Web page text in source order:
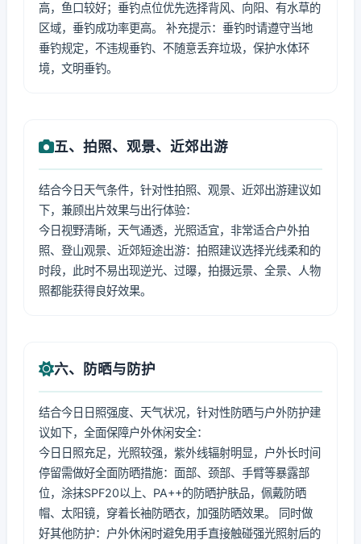
高，鱼口较好；垂钓点位优先选择背风、向阳、有水草的
区域，垂钓成功率更高。 补充提示：垂钓时请遵守当地
垂钓规定，不违规垂钓、不随意丢弃垃圾，保护水体环
境，文明垂钓。
五、拍照、观景、近郊出游
结合今日天气条件，针对性拍照、观景、近郊出游建议如
下，兼顾出片效果与出行体验：
今日视野清晰，天气通透，光照适宜，非常适合户外拍
照、登山观景、近郊短途出游：拍照建议选择光线柔和的
时段，此时不易出现逆光、过曝，拍摄远景、全景、人物
照都能获得良好效果。
六、防晒与防护
结合今日日照强度、天气状况，针对性防晒与户外防护建
议如下，全面保障户外休闲安全：
今日日照充足，光照较强，紫外线辐射明显，户外长时间
停留需做好全面防晒措施：面部、颈部、手臂等暴露部
位，涂抹SPF20以上、PA++的防晒护肤品，佩戴防晒
帽、太阳镜，穿着长袖防晒衣，加强防晒效果。 同时做
好其他防护：户外休闲时避免用手直接触碰强光照射后的